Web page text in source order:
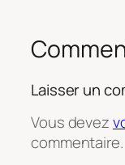
Laisser un
Vous devez
commentaire.